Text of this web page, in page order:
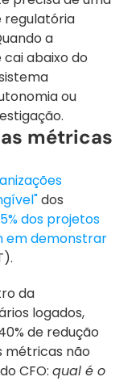
regulatória
a
abaixo do
ou
métricas
dos
dos projetos
em demonstrar
da
logados,
de redução
métricas não
CFO: qual é o